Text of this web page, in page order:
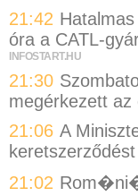
21:42
óra a CATL-
INFOSTART.HU
21:30
megérkezett
21:06 A
21:02